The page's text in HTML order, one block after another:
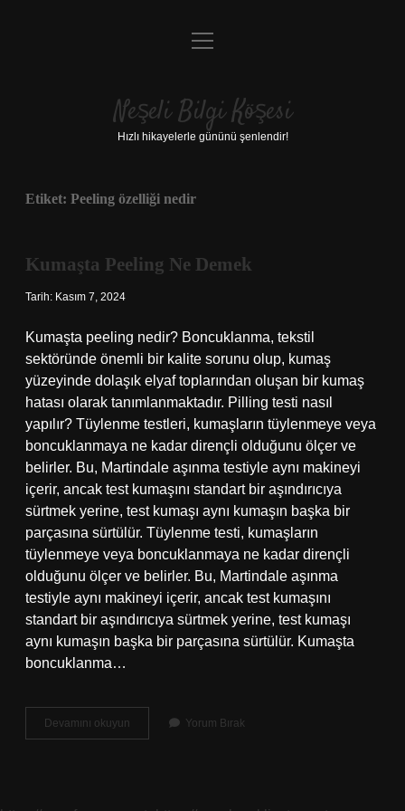
Anasayfa
Yasal Uyarı
menüyü
Neşeli Bilgi Köşesi
Hızlı hikayelerle gününü şenlendir!
Etiket: Peeling özelliği nedir
Kumaşta Peeling Ne Demek
Tarih: Kasım 7, 2024
Kumaşta peeling nedir? Boncuklanma, tekstil
sektöründe önemli bir kalite sorunu olup, kumaş
yüzeyinde dolaşık elyaf toplarından oluşan bir kumaş
hatası olarak tanımlanmaktadır. Pilling testi nasıl
yapılır? Tüylenme testleri, kumaşların tüylenmeye veya
boncuklanmaya ne kadar dirençli olduğunu ölçer ve
belirler. Bu, Martindale aşınma testiyle aynı makineyi
içerir, ancak test kumaşını standart bir aşındırıcıya
sürtmek yerine, test kumaşı aynı kumaşın başka bir
parçasına sürtülür. Tüylenme testi, kumaşların
tüylenmeye veya boncuklanmaya ne kadar dirençli
olduğunu ölçer ve belirler. Bu, Martindale aşınma
testiyle aynı makineyi içerir, ancak test kumaşını
standart bir aşındırıcıya sürtmek yerine, test kumaşı
aynı kumaşın başka bir parçasına sürtülür. Kumaşta
boncuklanma…
Devamını okuyun Kumaşta
Peeling
Yorum Bırak